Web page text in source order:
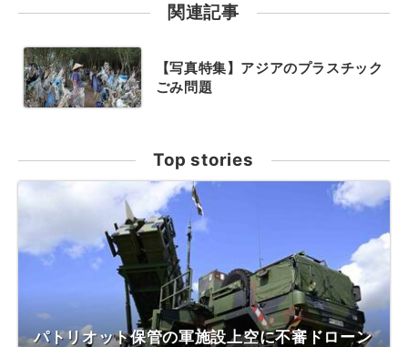
関連記事
【写真特集】アジアのプラスチック
ごみ問題
Top stories
パトリオット保管の軍施設上空に不審ドローン